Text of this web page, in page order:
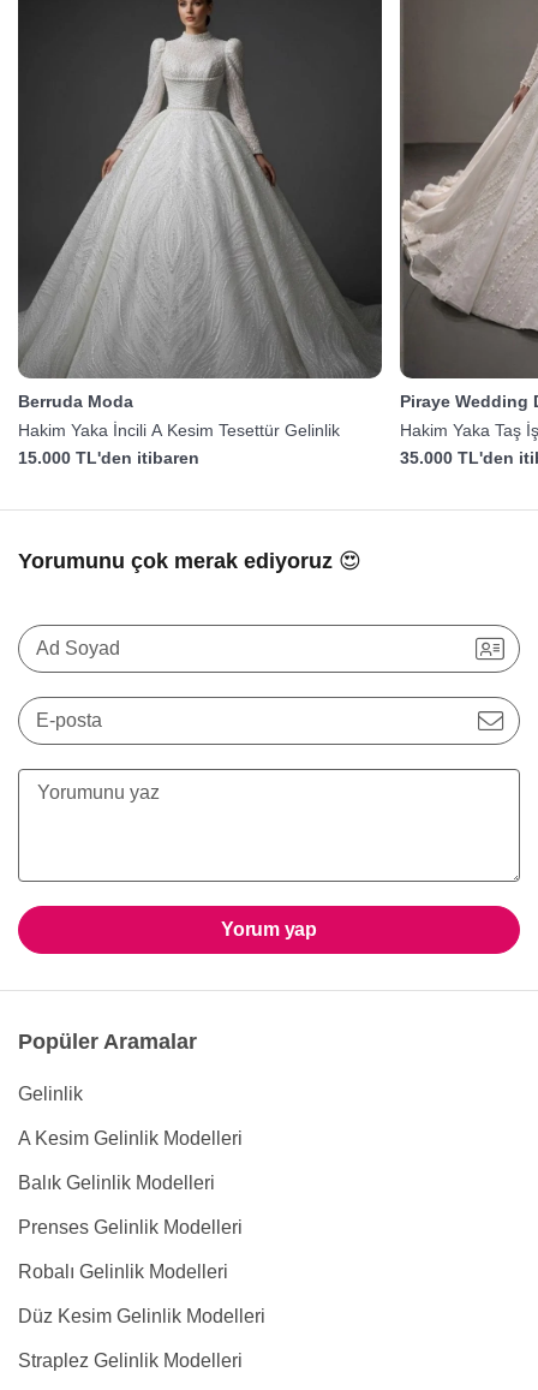
Berruda Moda
Hakim Yaka İncili A Kesim Tesettür Gelinlik
15.000 TL'den itibaren
Piraye Wedding
Hakim Yaka Taş
35.000 TL'den
Yorumunu çok merak ediyoruz 😍
Ad Soyad
E-posta
Yorum yap
Popüler Aramalar
Gelinlik
A Kesim Gelinlik Modelleri
Balık Gelinlik Modelleri
Prenses Gelinlik Modelleri
Robalı Gelinlik Modelleri
Düz Kesim Gelinlik Modelleri
Straplez Gelinlik Modelleri